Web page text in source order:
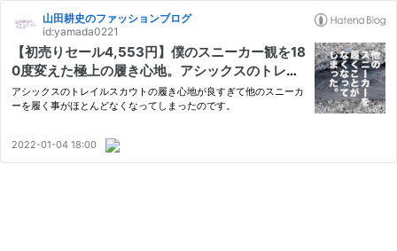
山田耕史のファッションブログ
id:yamada0221
【初売りセール4,553円】僕のスニーカー観を18
0度変えた極上の履き心地。アシックスのトレラ
ンシューズ。【僕の愛用品】
アシックスのトレイルスカウトの履き心地が良すぎて他のスニーカ
ーを履く事がほとんどなくなってしまったのです。
2022-01-04 18:00